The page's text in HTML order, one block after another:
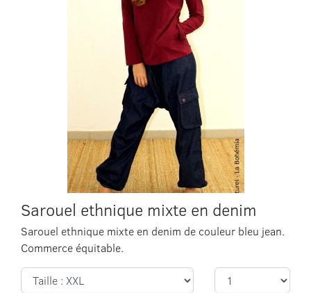
Sarouel ethnique mixte en denim
Sarouel ethnique mixte en denim de couleur bleu jean.
Commerce équitable.